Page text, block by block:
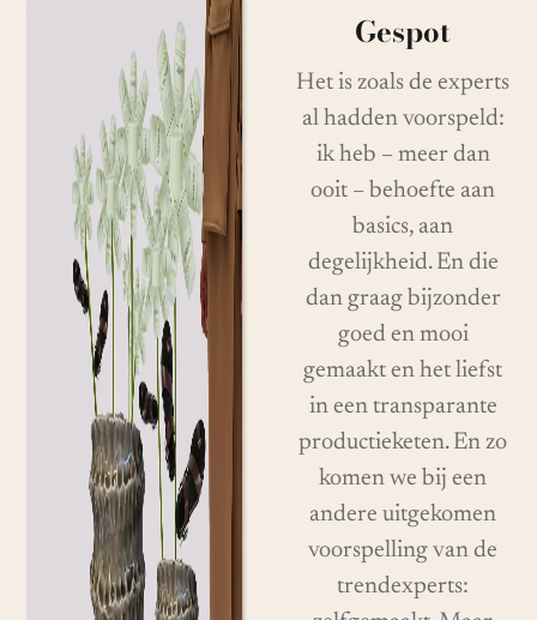
Gespot
Het is zoals de experts
al hadden voorspeld:
ik heb – meer dan
ooit – behoefte aan
basics, aan
degelijkheid. En die
dan graag bijzonder
goed en mooi
gemaakt en het liefst
in een transparante
productieketen. En zo
komen we bij een
andere uitgekomen
voorspelling van de
trendexperts: